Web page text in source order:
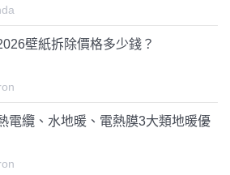
壁紙拆除價格多少錢？
電纜、水地暖、電熱膜3大類地暖優